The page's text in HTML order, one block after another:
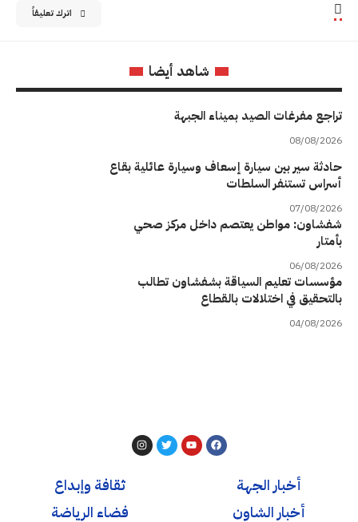
اترك تعليقاً
شاهد أيضا
تراجع مفرغات الصيد بميناء الجبهة
08/08/2026
حادثة سير بين سيارة إسعاف وسيارة عائلية بقاع
أسراس تستنفر السلطات
07/08/2026
شفشاون: مواطن يعتصم داخل مركز صحي
بأمتار
06/08/2026
مؤسسات تعليم السياقة بشفشاون تطالب
بالتحقيق في اختلالات بالقطاع
04/08/2026
أخبار الجهة
أخبار الشاون
ثقافة وإبداع
فضاء الرياضة